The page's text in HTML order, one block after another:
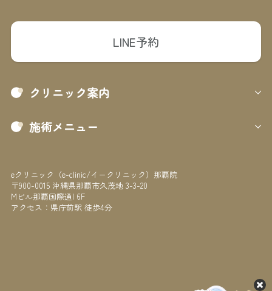
LINE予約
クリニック案内
施術メニュー
eクリニック（e-clinic/イークリニック）那覇院
〒900-0015 沖縄県那覇市久茂地 3-3-20
Mビル那覇国際通I 6F
アクセス：県庁前駅 徒歩4分